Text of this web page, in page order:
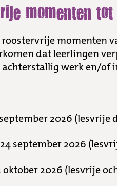
momenten
momenten
dat leerlingen
werk en/of
2026 (lesvrije
september 2026
oktober 2026 (lesvrije